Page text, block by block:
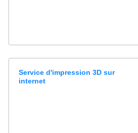
Service d'impression 3D sur
internet